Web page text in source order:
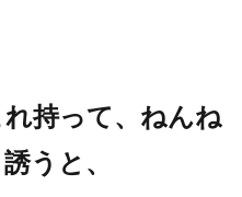
持って、ねんね
うと、